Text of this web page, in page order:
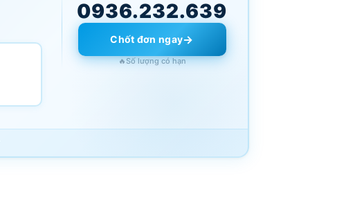
0936.232.639
Chốt đơn ngay→
🔥Số lượng có hạn